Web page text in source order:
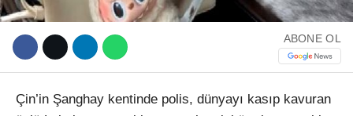
ABONE OL
Çin’in Şanghay kentinde polis, dünyayı kasıp kavuran